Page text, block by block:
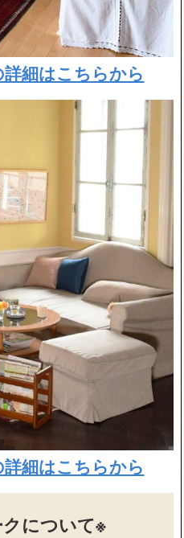
細はこちらから
細はこちらから
について※